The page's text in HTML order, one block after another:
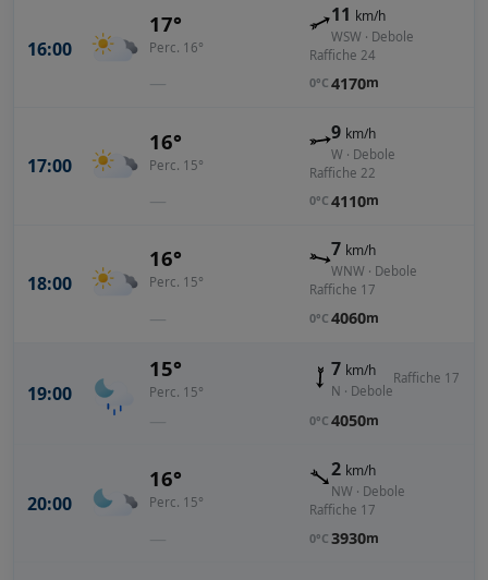
16:00
17°
Perc. 16°
—
11 km/h
WSW · Debole
Raffiche 24
0°C 4170m
17:00
16°
Perc. 15°
—
9 km/h
W · Debole
Raffiche 22
0°C 4110m
18:00
16°
Perc. 15°
—
7 km/h
WNW · Debole
Raffiche 17
0°C 4060m
19:00
15°
Perc. 15°
—
7 km/h
N · Debole
Raffiche 17
0°C 4050m
20:00
16°
Perc. 15°
—
2 km/h
NW · Debole
Raffiche 17
0°C 3930m